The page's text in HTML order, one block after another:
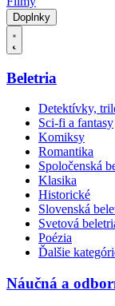
Doplnky
Beletria
Detektívky,
Sci-fi a fantasy
Komiksy
Romantika
Spoločenská
Klasika
Historické
Slovenská
Svetová
Poézia
Ďalšie
Náučná a